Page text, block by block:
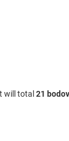
will total 21 bodov